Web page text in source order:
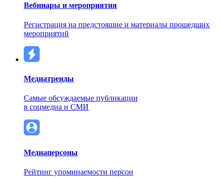
Вебинары и мероприятия
Регистрация на предстоящие и материалы прошедших
мероприятий
Медиатренды
Самые обсуждаемые публикации
в соцмедиа и СМИ
Медиаперсоны
Рейтинг упоминаемости персон